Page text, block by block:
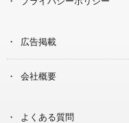
広告掲載
会社概要
よくある質問